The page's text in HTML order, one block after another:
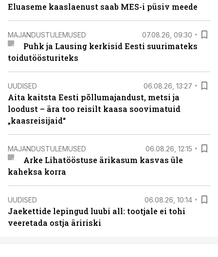
Eluaseme kaaslaenust saab MES-i püsiv meede
MAJANDUSTULEMUSED 07.08.26, 09:30
Puhk ja Lausing kerkisid Eesti suurimateks
toidutöösturiteks
UUDISED 06.08.26, 13:27
Aita kaitsta Eesti põllumajandust, metsi ja
loodust – ära too reisilt kaasa soovimatuid
„kaasreisijaid“
MAJANDUSTULEMUSED 06.08.26, 12:15
Arke Lihatööstuse ärikasum kasvas üle
kaheksa korra
UUDISED 06.08.26, 10:14
Jaekettide lepingud luubi all: tootjale ei tohi
veeretada ostja äririski